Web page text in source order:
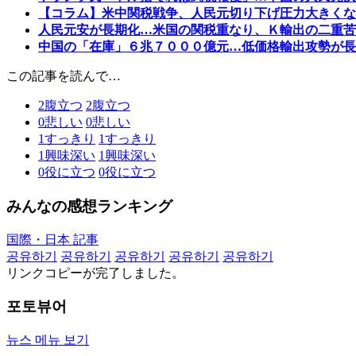
【コラム】米中関税戦争、人民元切り下げ圧力大きく
人民元安が長期化…米国の関税重なり、Ｋ輸出の二重苦
中国の「在庫」６兆７０００億元…低価格輸出攻勢が
この記事を読んで…
2腹立つ 2腹立つ
0悲しい 0悲しい
1すっきり 1すっきり
1興味深い 1興味深い
0役に立つ 0役に立つ
みんなの感想ランキング
国際・日本 記事
공유하기
공유하기 공유하기 공유하기
공유하기
リンクコピーが完了しました。
포토뷰어
뉴스 메뉴 보기